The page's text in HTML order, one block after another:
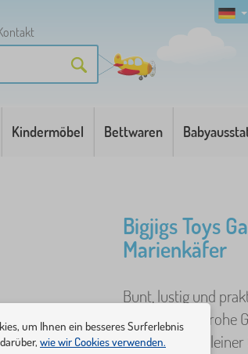
Kindermöbel Bettwaren
Bigjigs Toys
Marienkäfer
Bunt, lustig und
Dieser farbenfrohe
alles, was ein kleiner
um Ihnen ein besseres Surferlebnis
wie wir Cookies verwenden.